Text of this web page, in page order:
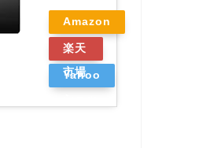
Amazon
楽天
市場
Yahoo